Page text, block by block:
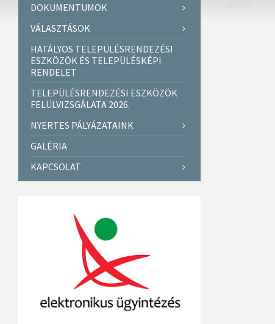
DOKUMENTUMOK
VÁLASZTÁSOK
HATÁLYOS TELEPÜLÉSRENDEZÉSI
ESZKÖZÖK ÉS TELEPÜLÉSKÉPI
RENDELET
TELEPÜLÉSRENDEZÉSI ESZKÖZÖK
FELÜLVIZSGÁLATA 2026.
NYERTES PÁLYÁZATAINK
GALÉRIA
KAPCSOLAT